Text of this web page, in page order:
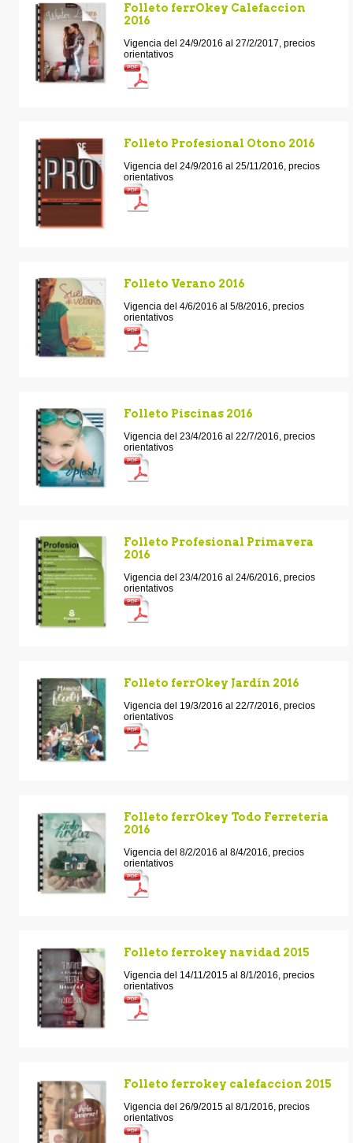
Folleto ferrOkey Calefaccion
2016
Vigencia del 24/9/2016 al 27/2/2017, precios
orientativos
Folleto Profesional Otono 2016
Vigencia del 24/9/2016 al 25/11/2016, precios
orientativos
Folleto Verano 2016
Vigencia del 4/6/2016 al 5/8/2016, precios
orientativos
Folleto Piscinas 2016
Vigencia del 23/4/2016 al 22/7/2016, precios
orientativos
Folleto Profesional Primavera
2016
Vigencia del 23/4/2016 al 24/6/2016, precios
orientativos
Folleto ferrOkey Jardín 2016
Vigencia del 19/3/2016 al 22/7/2016, precios
orientativos
Folleto ferrOkey Todo Ferreteria
2016
Vigencia del 8/2/2016 al 8/4/2016, precios
orientativos
Folleto ferrokey navidad 2015
Vigencia del 14/11/2015 al 8/1/2016, precios
orientativos
Folleto ferrokey calefaccion 2015
Vigencia del 26/9/2015 al 8/1/2016, precios
orientativos